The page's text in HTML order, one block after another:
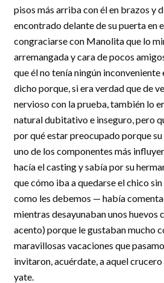
pisos más arriba con él en brazos y
encontrado delante de su puerta en
congraciarse con Manolita que lo
arremangada y cara de pocos
que él no tenía ningún
dicho porque, si era verdad que de
nervioso con la prueba, también lo
natural dubitativo e inseguro, pero
por qué estar preocupado porque
uno de los componentes más
hacía el casting y sabía por su
que cómo iba a quedarse el chico
como les debemos — había
mientras desayunaban unos huevos
acento) porque le gustaban mucho
maravillosas vacaciones que
invitaron, acuérdate, a aquel
yate.